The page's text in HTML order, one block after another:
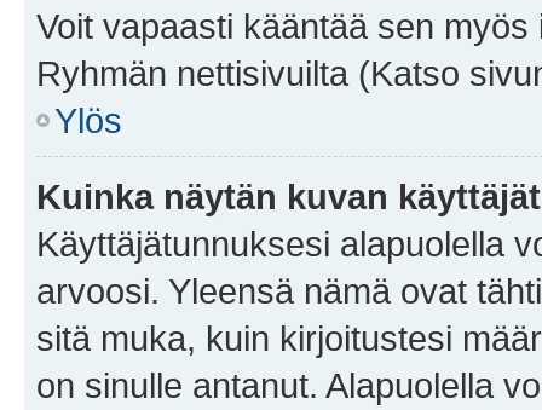
Voit vapaasti kääntää sen
Ryhmän nettisivuilta (Katso
Ylös
Kuinka näytän kuvan
Käyttäjätunnuksesi alapuolella
arvoosi. Yleensä nämä ovat
sitä muka, kuin kirjoitustesi
on sinulle antanut. Alapuolella